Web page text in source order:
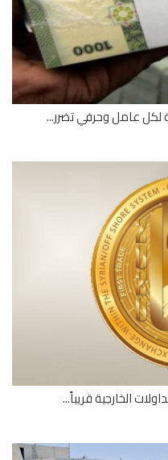
وحرفي تضرر...
قريباً...